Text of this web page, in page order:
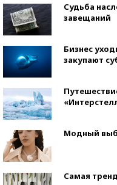
Судьба
завещаний
Бизнес
закупают
Модный
Самая